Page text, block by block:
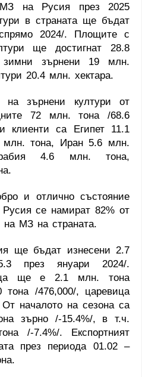
на Русия през 2025
в страната ще бъдат
2024/. Площите с
ще достигнат 28.8
зърнени 19 млн.
20.4 млн. хектара.
зърнени култури от
72 млн. тона /68.6
клиенти са Египет 11.1
тона, Иран 5.6 млн.
4.6 млн. тона,
и отлично състояние
се намират 82% от
на МЗ на страната.
ще бъдат изнесени 2.7
през януари 2024/.
ще е 2.1 млн. тона
тона /476,000/, царевица
началото на сезона са
зърно /-15.4%/, в т.ч.
/-7.4%/. Експортният
през периода 01.02 –